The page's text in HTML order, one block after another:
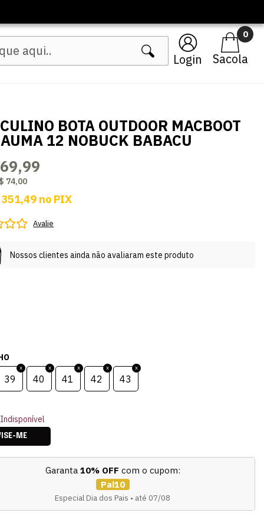
Login
0
BOTA OUTDOOR MACBOOT
12 NOBUCK BABACU
74,00
351,49 no PIX
Avalie
Nossos clientes ainda não avaliaram este produto
39 40 41 42 43
ME
Garanta 10% OFF com o cupom:
Pai10
Especial Dia dos Pais • até 07/08